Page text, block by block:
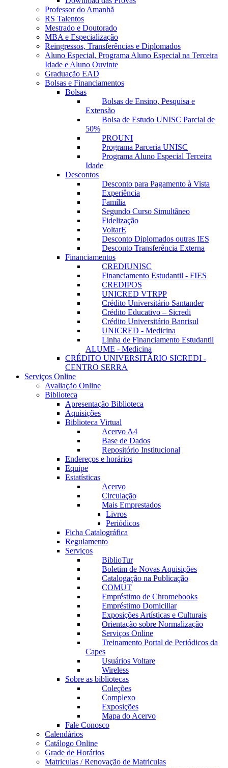
Professor do Amanhã
RS Talentos
Mestrado e Doutorado
MBA e Especialização
Reingressos, Transferências e Diplomados
Aluno Especial, Programa Aluno Especial na Terceira
Idade e Aluno Ouvinte
Graduação EAD
Bolsas e Financiamentos
Bolsas
Bolsas de Ensino, Pesquisa e
Extensão
Bolsa de Estudo UNISC Parcial de
50%
PROUNI
Programa Parceria UNISC
Programa Aluno Especial Terceira
Idade
Descontos
Desconto para Pagamento à Vista
Experiência
Família
Segundo Curso Simultâneo
Fidelização
VoltarE
Desconto Diplomados outras IES
Desconto Transferência Externa
Financiamentos
CREDIUNISC
Financiamento Estudantil - FIES
CREDIPOS
UNICRED VTRPP
Crédito Universitário Santander
Crédito Educativo – Sicredi
Crédito Universitário Banrisul
UNICRED - Medicina
Linha de Financiamento Estudantil
ALUME - Medicina
CRÉDITO UNIVERSITÁRIO SICREDI -
CENTRO SERRA
Serviços Online
Avaliação Online
Biblioteca
Apresentação Biblioteca
Aquisições
Biblioteca Virtual
Acervo A4
Base de Dados
Repositório Institucional
Endereços e horários
Equipe
Estatísticas
Acervo
Circulação
Mais Emprestados
Livros
Periódicos
Ficha Catalográfica
Regulamento
Serviços
BiblioTur
Boletim de Novas Aquisições
Catalogação na Publicação
COMUT
Empréstimo de Chromebooks
Empréstimo Domiciliar
Exposições Artísticas e Culturais
Orientação sobre Normalização
Serviços Online
Treinamento Portal de Periódicos da
Capes
Usuários Voltare
Wireless
Sobre as bibliotecas
Coleções
Complexo
Exposições
Mapa do Acervo
Fale Conosco
Calendários
Catálogo Online
Grade de Horários
Matriculas / Renovação de Matriculas